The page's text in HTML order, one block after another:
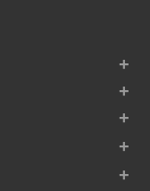
+
+
+
+
+